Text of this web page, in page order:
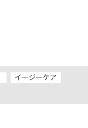
イージーケア